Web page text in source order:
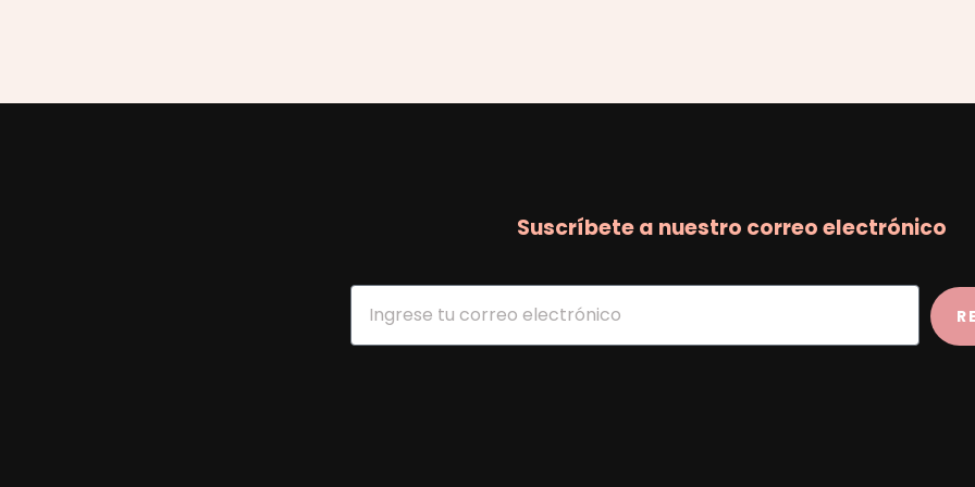
Suscríbete a nuestro correo electrónico